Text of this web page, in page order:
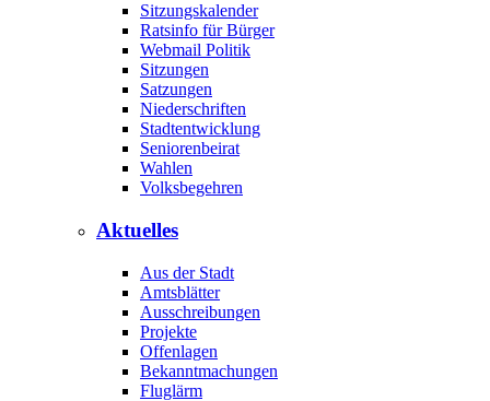
Sitzungskalender
Ratsinfo für Bürger
Webmail Politik
Sitzungen
Satzungen
Niederschriften
Stadtentwicklung
Seniorenbeirat
Wahlen
Volksbegehren
Aktuelles
Aus der Stadt
Amtsblätter
Ausschreibungen
Projekte
Offenlagen
Bekanntmachungen
Fluglärm